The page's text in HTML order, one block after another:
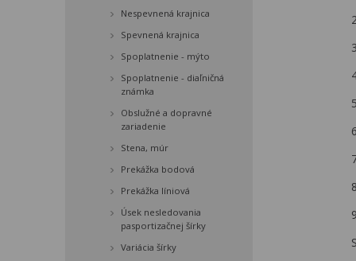
Nespevnená krajnica
Spevnená krajnica
Spoplatnenie - mýto
Spoplatnenie - diaľničná
známka
Obslužné a dopravné
zariadenie
Stena, múr
Prekážka bodová
Prekážka líniová
Úsek nesledovania
pasportizačnej šírky
Variácia šírky